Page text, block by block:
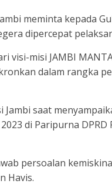
meminta kepada
dipercepat
visi-misi JAMBI
dalam rangka
saat
di Paripurna DPRD
persoalan
Havis.